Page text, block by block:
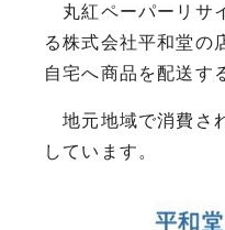
丸紅ペーパーリサ
る株式会社平和堂の
自宅へ商品を配送す
地元地域で消費さ
しています。